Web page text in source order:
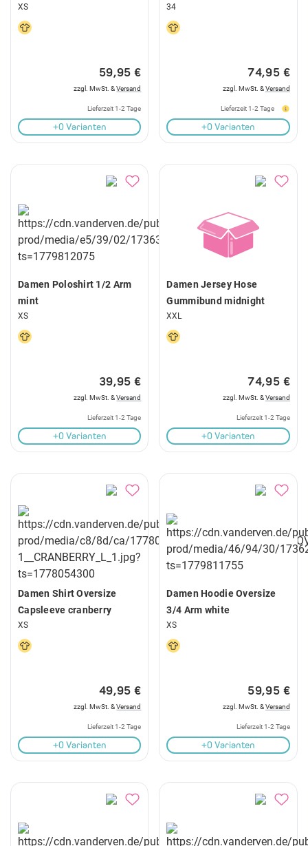
XS
59,95 €
zzgl. MwSt. &Versand
Lieferzeit 1-2 Tage
+0 Varianten
34
74,95 €
zzgl. MwSt. &Versand
Lieferzeit 1-2 Tage
+0 Varianten
Damen Poloshirt 1/2 Arm
mint
XS
39,95 €
zzgl. MwSt. &Versand
Lieferzeit 1-2 Tage
+0 Varianten
Damen Jersey Hose
Gummibund midnight
XXL
74,95 €
zzgl. MwSt. &Versand
Lieferzeit 1-2 Tage
+0 Varianten
Damen Shirt Oversize
Capsleeve cranberry
XS
49,95 €
zzgl. MwSt. &Versand
Lieferzeit 1-2 Tage
+0 Varianten
Damen Hoodie Oversize
3/4 Arm white
XS
59,95 €
zzgl. MwSt. &Versand
Lieferzeit 1-2 Tage
+0 Varianten